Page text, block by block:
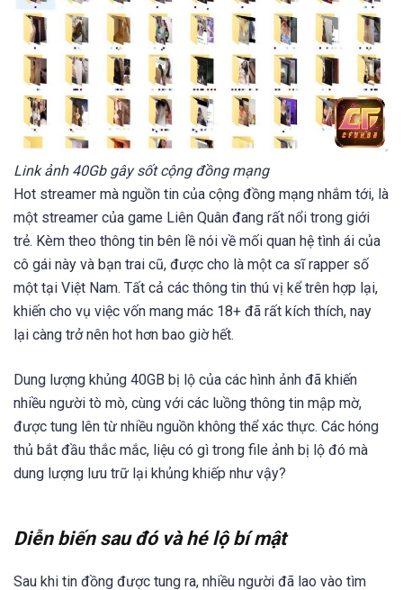
Link ảnh 40Gb gây sốt cộng đồng mạng
Hot streamer mà nguồn tin của cộng đồng mạng nhắm tới, là
một streamer của game Liên Quân đang rất nổi trong giới
trẻ. Kèm theo thông tin bên lề nói về mối quan hệ tình ái của
cô gái này và bạn trai cũ, được cho là một ca sĩ rapper số
một tại Việt Nam. Tất cả các thông tin thú vị kể trên hợp lại,
khiến cho vụ việc vốn mang mác 18+ đã rất kích thích, nay
lại càng trở nên hot hơn bao giờ hết.
Dung lượng khủng 40GB bị lộ của các hình ảnh đã khiến
nhiều người tò mò, cùng với các luồng thông tin mập mờ,
được tung lên từ nhiều nguồn không thể xác thực. Các hóng
thủ bắt đầu thắc mắc, liệu có gì trong file ảnh bị lộ đó mà
dung lượng lưu trữ lại khủng khiếp như vậy?
Diễn biến sau đó và hé lộ bí mật
Sau khi tin đồng được tung ra, nhiều người đã lao vào tìm